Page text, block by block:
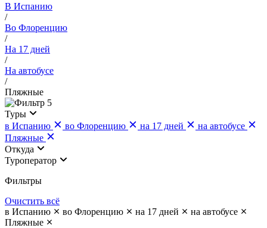
В Испанию
/
Во Флоренцию
/
На 17 дней
/
На автобусе
/
Пляжные
5
Туры
в Испанию
во Флоренцию на 17 дней
на автобусе
Пляжные
Откуда
Туроператор
Фильтры
Очистить всё
в Испанию
во Флоренцию на 17 дней
на автобусе
Пляжные